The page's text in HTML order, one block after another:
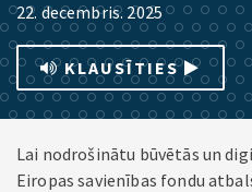
22. decembris. 2025
KLAUSĪTIES
Lai nodrošinātu būvētās un
Eiropas savienības fondu